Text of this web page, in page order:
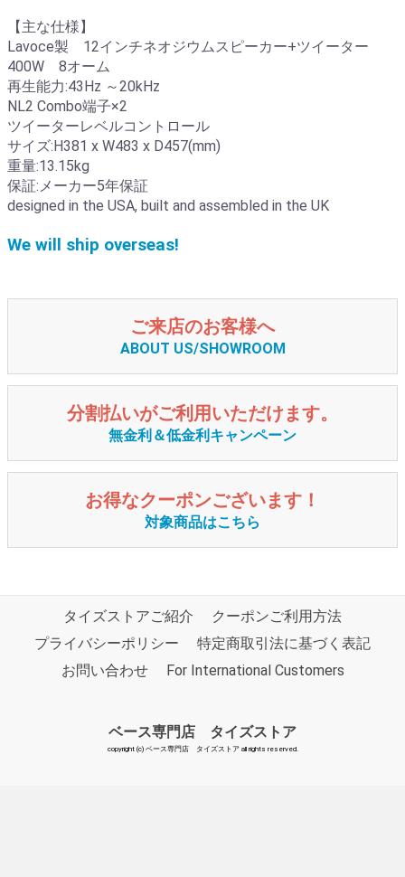
【主な仕様】
Lavoce製 12インチネオジウムスピーカー+ツイーター
400W 8オーム
再生能力:43Hz ～20kHz
NL2 Combo端子×2
ツイーターレベルコントロール
サイズ:H381 x W483 x D457(mm)
重量:13.15kg
保証:メーカー5年保証
designed in the USA, built and assembled in the UK
We will ship overseas!
ご来店のお客様へ
ABOUT US/SHOWROOM
分割払いがご利用いただけます。
無金利＆低金利キャンペーン
お得なクーポンございます！
対象商品はこちら
タイズストアご紹介
クーポンご利用方法
プライバシーポリシー
特定商取引法に基づく表記
お問い合わせ
For International Customers
ベース専門店 タイズストア
copyright (c) ベース専門店 タイズストア all rights reserved.